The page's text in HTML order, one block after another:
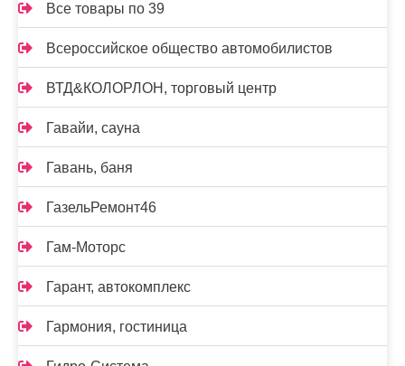
Все товары по 39
Всероссийское общество автомобилистов
ВТД&КОЛОРЛОН, торговый центр
Гавайи, сауна
Гавань, баня
ГазельРемонт46
Гам-Моторс
Гарант, автокомплекс
Гармония, гостиница